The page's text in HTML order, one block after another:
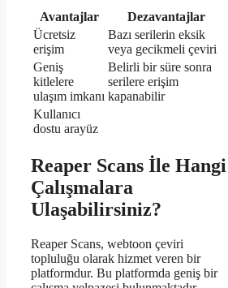
Avantajlar
Dezavantajlar
Ücretsiz
erişim
Bazı serilerin eksik
veya gecikmeli çeviri
Geniş
kitlelere
ulaşım imkanı
Belirli bir süre sonra
serilere erişim
kapanabilir
Kullanıcı
dostu arayüz
Reaper Scans İle Hangi
Çalışmalara
Ulaşabilirsiniz?
Reaper Scans, webtoon çeviri
topluluğu olarak hizmet veren bir
platformdur. Bu platformda geniş bir